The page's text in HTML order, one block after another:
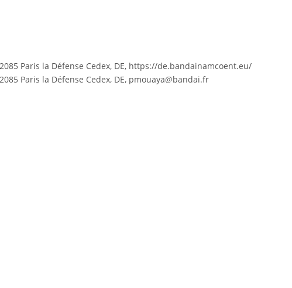
Paris la Défense Cedex, DE, https://de.bandainamcoent.eu/
Paris la Défense Cedex, DE, pmouaya@bandai.fr